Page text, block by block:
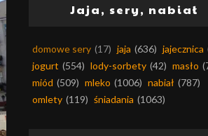
Jaja, sery, nabiał
domowe sery (17) jaja (636) jajecznica
jogurt (554) lody-sorbety (42) masło
miód (509) mleko (1006) nabiał (787)
omlety (119) śniadania (1063)